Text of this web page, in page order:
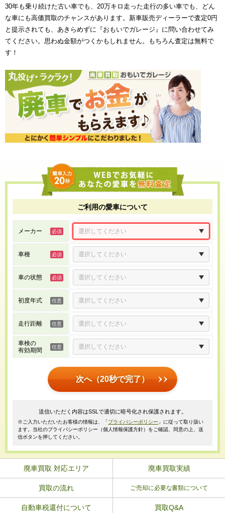
30年も乗り続けた古い車でも、20万キロ走った走行の多い車でも、どん
な車にも高価買取のチャンスがあります。新車販売ディーラーで査定0円
と提示されても、あきらめずに『おもいでガレージ』に問い合わせてみ
てください。思わぬ金額がつくかもしれません。もちろん査定は無料で
す！
ご利用の愛車について
メーカー
車種
車の状態
初度年式
走行距離
車検の
有効期間
次へ（20秒で完了）
送信いただく内容はSSLで適切に暗号化され保護されます。
※ご入力いただいたお客様の情報は、「プライバシーポリシー 」に従って取り扱い
ます。当社のプライバシーポリシー（個人情報保護方針）をご確認、同意の上、送
信ボタンを押してください。
廃車買取 対応エリア 廃車買取実績
買取の流れ ご売却に必要な書類について
自動車税還付について 買取Q&A